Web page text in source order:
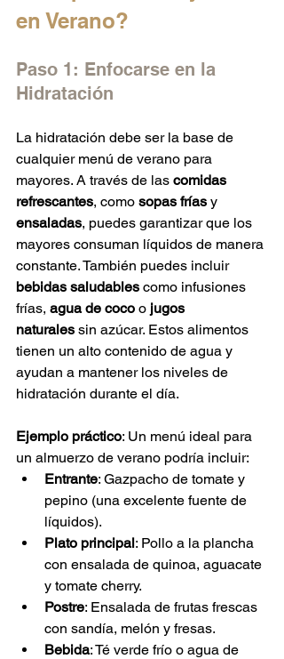
en Verano?
Paso 1: Enfocarse en la
Hidratación
La hidratación debe ser la base de
cualquier menú de verano para
mayores. A través de las comidas
refrescantes, como sopas frías y
ensaladas, puedes garantizar que los
mayores consuman líquidos de manera
constante. También puedes incluir
bebidas saludables como infusiones
frías, agua de coco o jugos
naturales sin azúcar. Estos alimentos
tienen un alto contenido de agua y
ayudan a mantener los niveles de
hidratación durante el día.
Ejemplo práctico: Un menú ideal para
un almuerzo de verano podría incluir:
Entrante: Gazpacho de tomate y
pepino (una excelente fuente de
líquidos).
Plato principal: Pollo a la plancha
con ensalada de quinoa, aguacate
y tomate cherry.
Postre: Ensalada de frutas frescas
con sandía, melón y fresas.
Bebida: Té verde frío o agua de